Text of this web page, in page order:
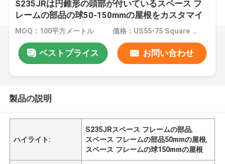
S235JRは円錐形の頭部が付いているスペース フ
レームの部品の球50-150mmの屋根をカスタマイ
ズした
MOQ：100平方メートル 価格：US55-75 Square Meters
ベストプライス お問い合わせ
製品の説明
ハイライト:
S235JRスペース フレームの部品,
スペース フレームの部品50mmの屋根,
スペース フレームの球150mmの屋根